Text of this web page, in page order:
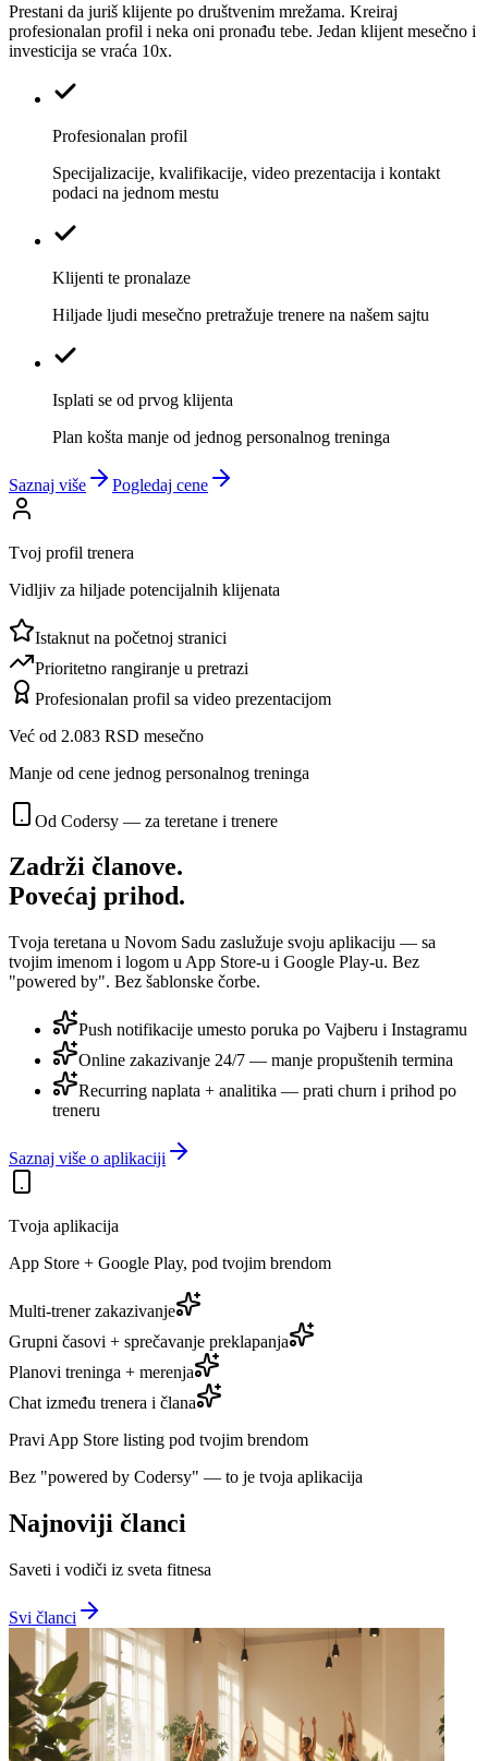
Prestani da juriš klijente po društvenim mrežama. Kreiraj
profesionalan profil i neka oni pronađu tebe. Jedan klijent mesečno i
investicija se vraća 10x.
Profesionalan profil
Specijalizacije, kvalifikacije, video prezentacija i kontakt
podaci na jednom mestu
Klijenti te pronalaze
Hiljade ljudi mesečno pretražuje trenere na našem sajtu
Isplati se od prvog klijenta
Plan košta manje od jednog personalnog treninga
Saznaj više Pogledaj cene
Tvoj profil trenera
Vidljiv za hiljade potencijalnih klijenata
Istaknut na početnoj stranici
Prioritetno rangiranje u pretrazi
Profesionalan profil sa video prezentacijom
Već od 2.083 RSD mesečno
Manje od cene jednog personalnog treninga
Od Codersy — za teretane i trenere
Zadrži članove.
Povećaj prihod.
Tvoja teretana u Novom Sadu zaslužuje svoju aplikaciju — sa
tvojim imenom i logom u App Store-u i Google Play-u. Bez
"powered by". Bez šablonske čorbe.
Push notifikacije umesto poruka po Vajberu i Instagramu
Online zakazivanje 24/7 — manje propuštenih termina
Recurring naplata + analitika — prati churn i prihod po
treneru
Saznaj više o aplikaciji
Tvoja aplikacija
App Store + Google Play, pod tvojim brendom
Multi-trener zakazivanje
Grupni časovi + sprečavanje preklapanja
Planovi treninga + merenja
Chat između trenera i člana
Pravi App Store listing pod tvojim brendom
Bez "powered by Codersy" — to je tvoja aplikacija
Najnoviji članci
Saveti i vodiči iz sveta fitnesa
Svi članci